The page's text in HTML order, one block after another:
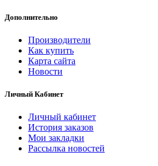
Дополнительно
Производители
Как купить
Карта сайта
Новости
Личный Кабинет
Личный кабинет
История заказов
Мои закладки
Рассылка новостей